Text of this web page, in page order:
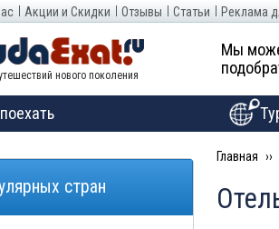
Акции и Скидки Отзывы Статьи Реклама
нового поколения
Мы
Главная
стран